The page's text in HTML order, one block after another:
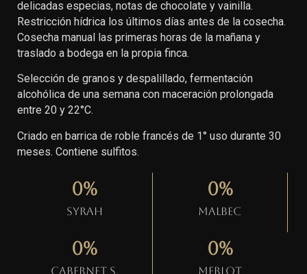
delicadas especias, notas de chocolate y vainilla.
Restricción hídrica los últimos días antes de la cosecha.
Cosecha manual las primeras horas de la mañana y
traslado a bodega en la propia finca.
Selección de granos y despalillado, fermentación
alcohólica de una semana con maceración prolongada
entre 20 y 22°C.
Criado en barrica de roble francés de 1° uso durante 30
meses. Contiene sulfitos.
Syrah
0%
Malbec
0%
Cabernet S.
0%
Merlot
0%